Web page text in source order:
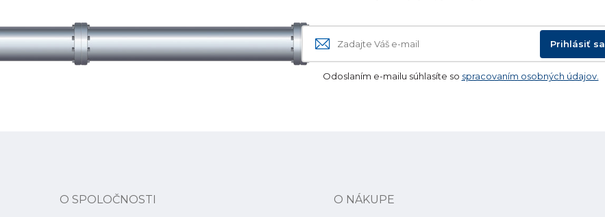
Prihlásiť sa
Odoslaním e-mailu súhlasíte so spracovaním osobných údajov.
O SPOLOČNOSTI O NÁKUPE